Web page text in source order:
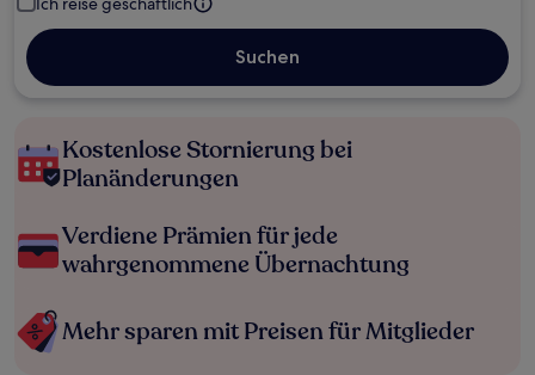
Suchen
Kostenlose Stornierung bei
Planänderungen
Verdiene Prämien für jede
wahrgenommene Übernachtung
Mehr sparen mit Preisen für Mitglieder